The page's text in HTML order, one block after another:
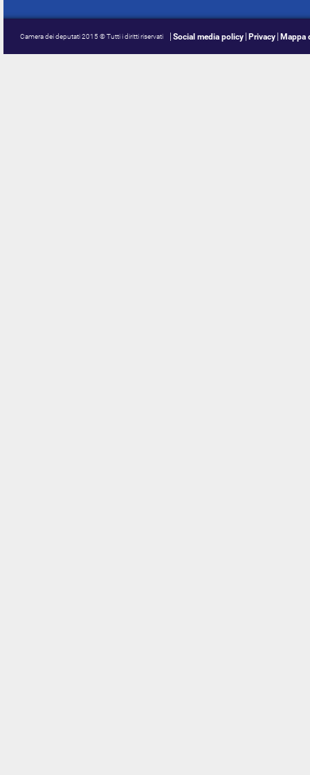
Camera dei deputati 2015 © Tutti i diritti riservati Social media policy Privacy Mappa